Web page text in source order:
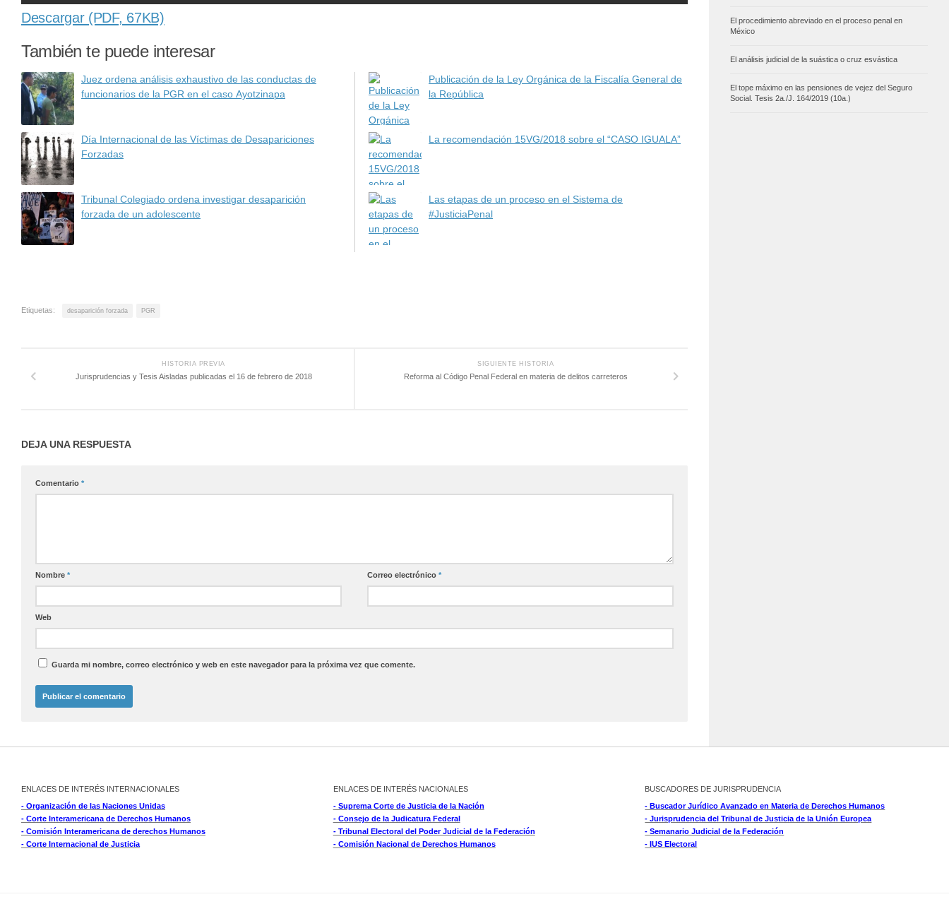
Descargar (PDF, 67KB)
También te puede interesar
Juez ordena análisis exhaustivo de las conductas de
funcionarios de la PGR en el caso Ayotzinapa
Día Internacional de las Víctimas de Desapariciones
Forzadas
Tribunal Colegiado ordena investigar desaparición
forzada de un adolescente
Publicación de la Ley Orgánica de la Fiscalía General de
la República
La recomendación 15VG/2018 sobre el “CASO IGUALA”
Las etapas de un proceso en el Sistema de
#JusticiaPenal
Etiquetas: desaparición forzada PGR
SIGUIENTE HISTORIA
Reforma al Código Penal Federal en materia de delitos carreteros
HISTORIA PREVIA
Jurisprudencias y Tesis Aisladas publicadas el 16 de febrero de 2018
DEJA UNA RESPUESTA
Comentario *
Nombre * Correo electrónico*
Web
Guarda mi nombre, correo electrónico y web en este navegador para la próxima vez que comente.
El procedimiento abreviado en el proceso penal en
México
El análisis judicial de la suástica o cruz esvástica
El tope máximo en las pensiones de vejez del Seguro
Social. Tesis 2a./J. 164/2019 (10a.)
ENLACES DE INTERÉS INTERNACIONALES
- Organización de las Naciones Unidas
- Corte Interamericana de Derechos Humanos
- Comisión Interamericana de derechos Humanos
- Corte Internacional de Justicia
ENLACES DE INTERÉS NACIONALES
- Suprema Corte de Justicia de la Nación
- Consejo de la Judicatura Federal
- Tribunal Electoral del Poder Judicial de la Federación
- Comisión Nacional de Derechos Humanos
BUSCADORES DE JURISPRUDENCIA
- Buscador Jurídico Avanzado en Materia de Derechos Humanos
- Jurisprudencia del Tribunal de Justicia de la Unión Europea
- Semanario Judicial de la Federación
- IUS Electoral